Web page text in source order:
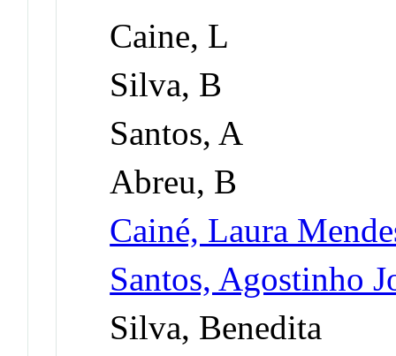
Caine, L
Silva, B
Santos, A
Abreu, B
Cainé, Laura
Santos, Agostinho
Silva, Benedita